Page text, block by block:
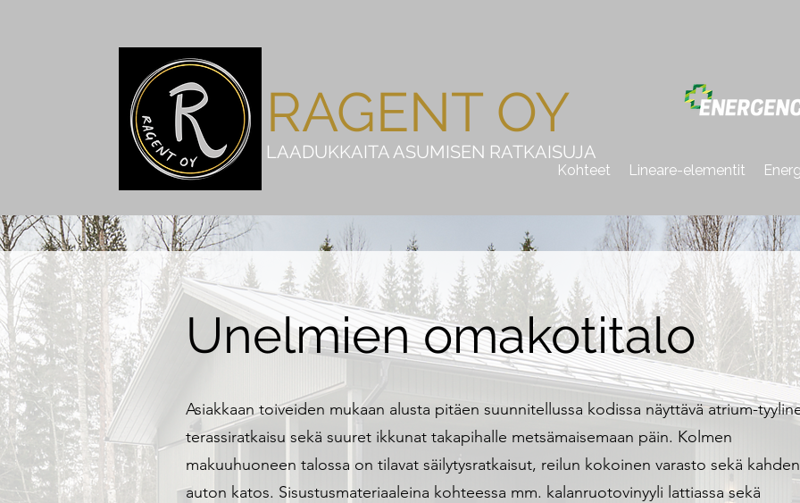
Kohteet Lineare-elementit
RAGENT OY
LAADUKKAITA ASUMISEN RATKAISUJA
Unelmien omakotitalo
Asiakkaan toiveiden mukaan alusta pitäen suunnitellussa kodissa näyttävä atrium-
terassiratkaisu sekä suuret ikkunat takapihalle metsämaisemaan päin. Kolmen
makuuhuoneen talossa on tilavat säilytysratkaisut, reilun kokoinen varasto sekä kahden
auton katos. Sisustusmateriaaleina kohteessa mm. kalanruotovinyyli lattiassa sekä